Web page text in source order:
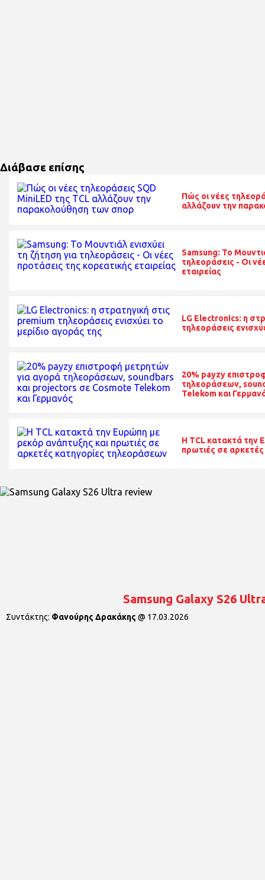
Διάβασε επίσης
Πώς οι νέες
αλλάζουν την
Samsung: Το
τηλεοράσεις - Οι
εταιρείας
LG Electronics: η
τηλεοράσεις
20% payzy
τηλεοράσεων,
Telekom και
Η TCL κατακτά την
πρωτιές σε
Samsung Galaxy S26
Συντάκτης: Φανούρης Δρακάκης @ 17.03.2026